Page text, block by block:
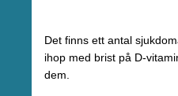
Det finns ett antal
ihop med brist på D-
dem.